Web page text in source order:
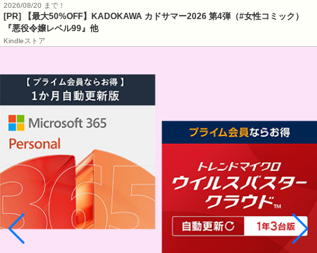
2026/08/20 まで！
[PR]
【最大50%OFF】KADOKAWA カドサマー2026 第4弾（#女性コミック）
『悪役令嬢レベル99』他
Kindleストア